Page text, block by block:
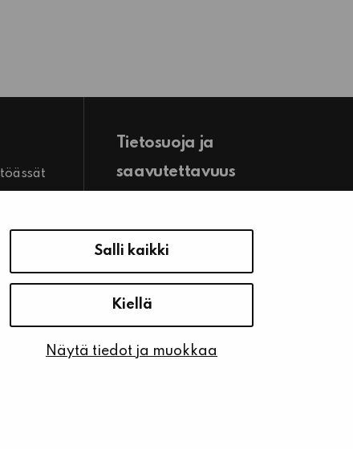
Salli kaikki
Kiellä
Näytä tiedot ja muokkaa
Tietosuoja ja
saavutettavuus
Tietosuoja
Saavutettavuusseloste